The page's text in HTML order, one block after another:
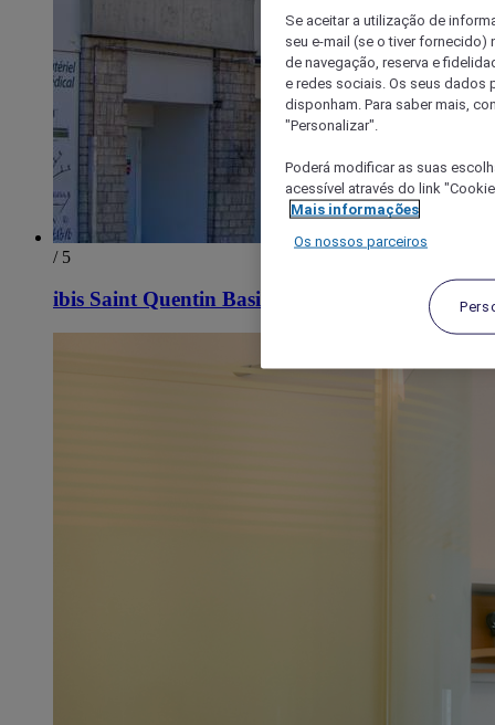
/ 5
ibis Saint Quentin Basilique
Se aceitar a utilização de
seu e-mail (se o tiver
de navegação, reserva e
e redes sociais. Os seus dados
disponham. Para saber mais,
"Personalizar".
Poderá modificar as suas
acessível através do link
Mais informações
Os nossos parceiros